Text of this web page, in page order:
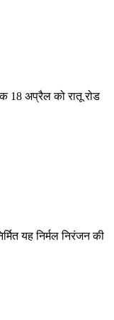
18 अप्रैल को रातू रोड
यह निर्मल निरंजन की